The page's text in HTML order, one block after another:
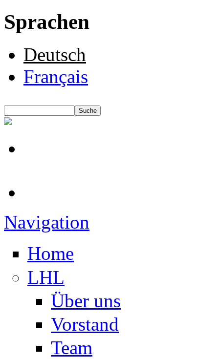
Sprachen
Deutsch
Français
Navigation
Home
LHL
Über uns
Vorstand
Team